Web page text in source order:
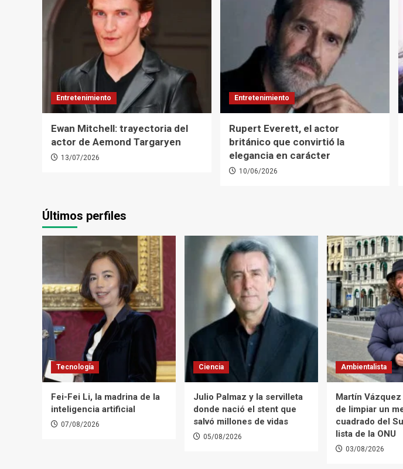
Entretenimiento
Ewan Mitchell: trayectoria del
actor de Aemond Targaryen
13/07/2026
Entretenimiento
Rupert Everett, el actor
británico que convirtió la
elegancia en carácter
10/06/2026
Últimos perfiles
Tecnología
Fei-Fei Li, la madrina de la
inteligencia artificial
07/08/2026
Ciencia
Julio Palmaz y la servilleta
donde nació el stent que
salvó millones de vidas
05/08/2026
Ambientalista
Martín
de limpiar un
cuadrado del
lista de la ONU
03/08/2026